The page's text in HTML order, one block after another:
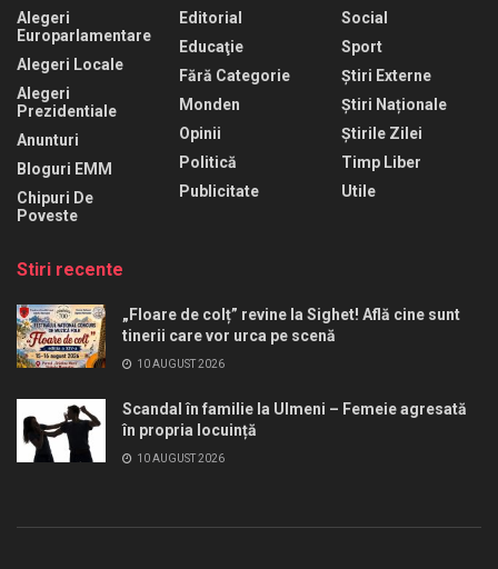
Alegeri
Europarlamentare
Alegeri Locale
Alegeri
Prezidentiale
Anunturi
Bloguri EMM
Chipuri De
Poveste
Editorial
Educaţie
Fără Categorie
Monden
Opinii
Politică
Publicitate
Social
Sport
Știri Externe
Știri Naționale
Știrile Zilei
Timp Liber
Utile
Stiri recente
„Floare de colț” revine la Sighet! Află cine sunt
tinerii care vor urca pe scenă
10 AUGUST 2026
Scandal în familie la Ulmeni – Femeie agresată
în propria locuință
10 AUGUST 2026